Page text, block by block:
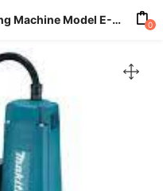
Jual Electro Magnetic Drilling Machine Model E-50 0